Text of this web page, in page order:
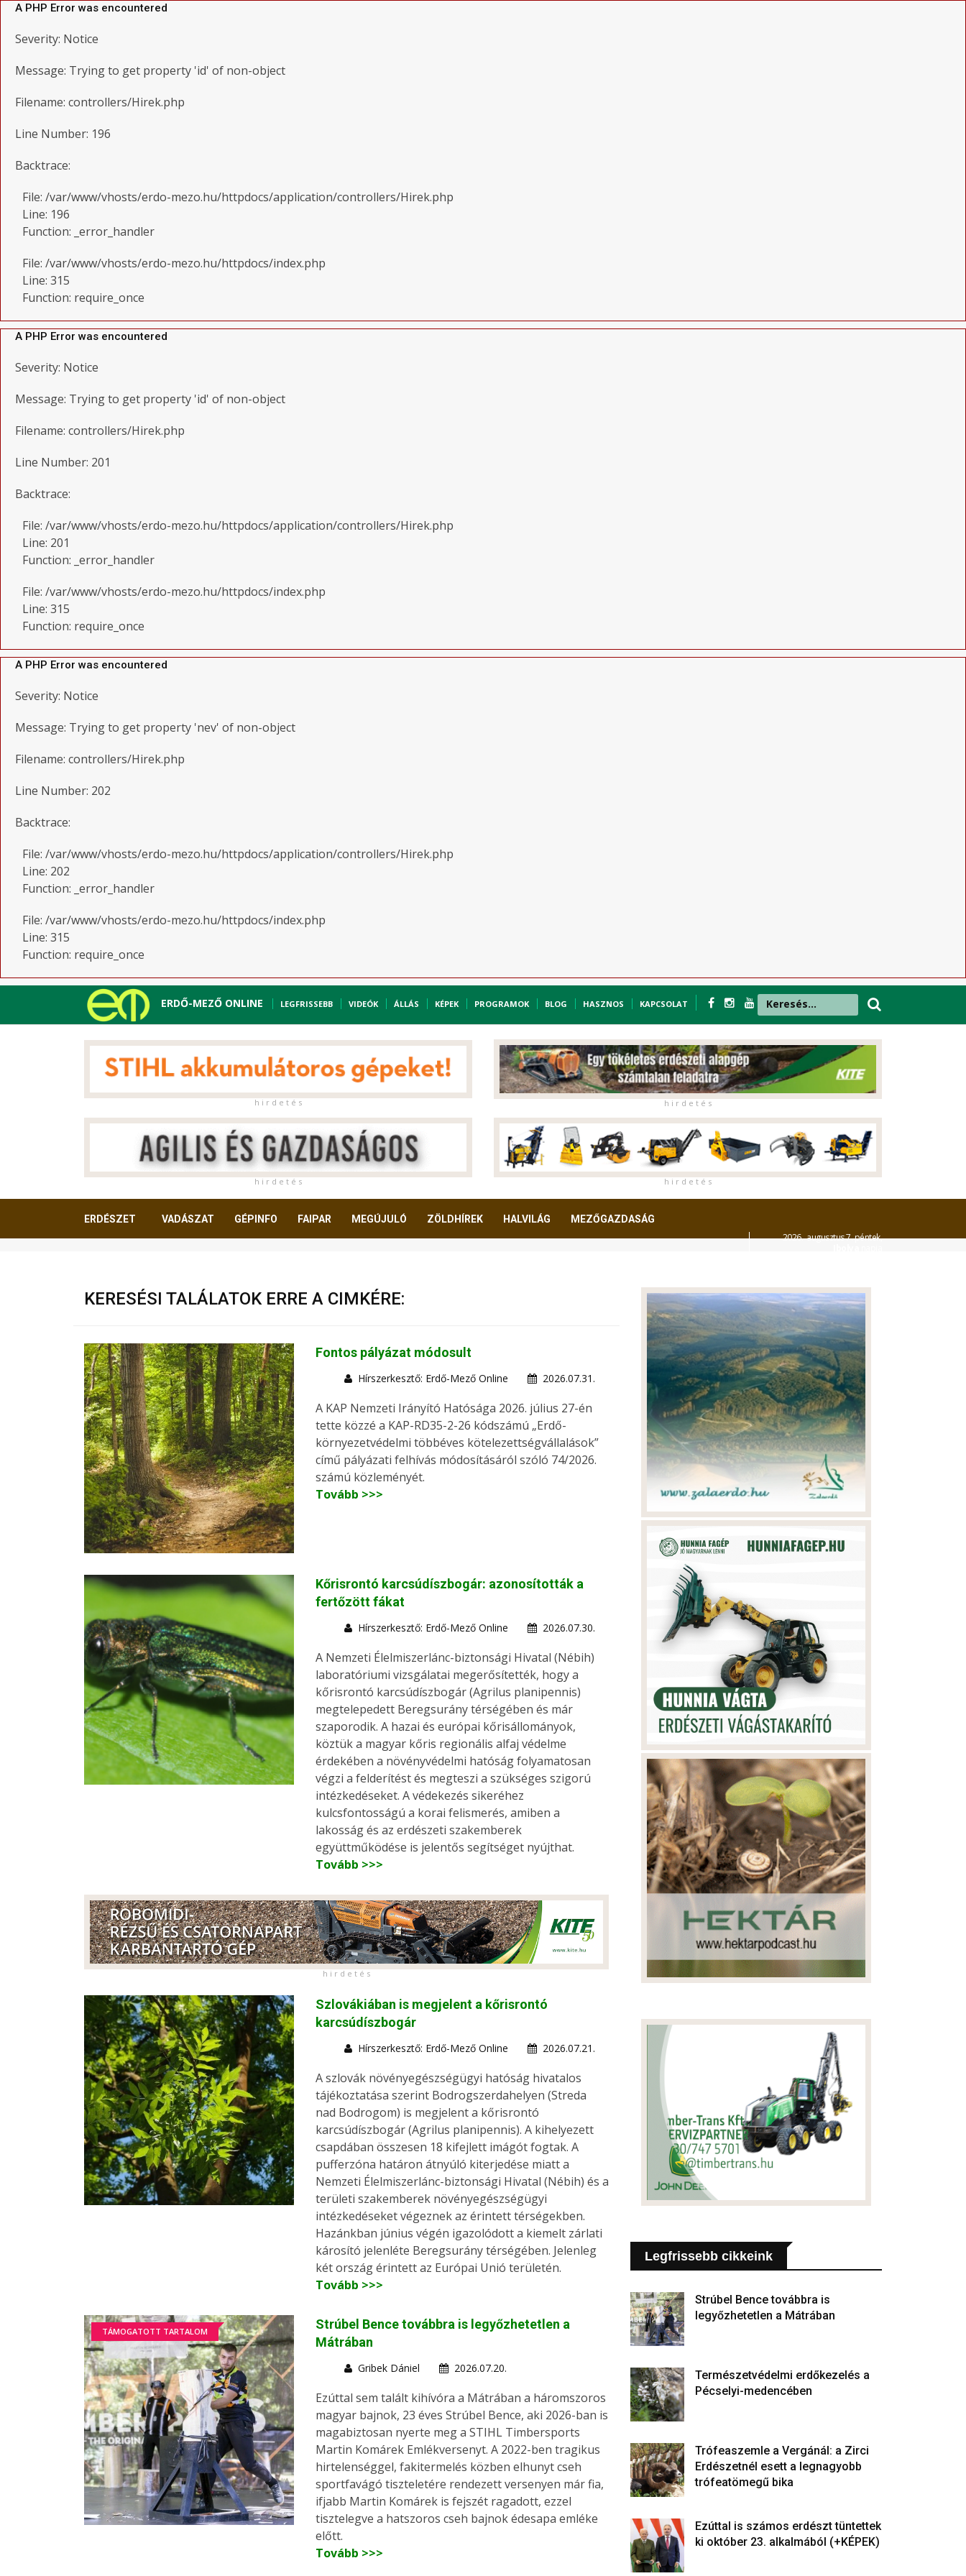
A PHP Error was encountered
Severity: Notice
Message: Trying to get property 'id' of non-object
Filename: controllers/Hirek.php
Line Number: 196
Backtrace:
File: /var/www/vhosts/erdo-mezo.hu/httpdocs/application/controllers/Hirek.php
Line: 196
Function: _error_handler
File: /var/www/vhosts/erdo-mezo.hu/httpdocs/index.php
Line: 315
Function: require_once
A PHP Error was encountered
Severity: Notice
Message: Trying to get property 'id' of non-object
Filename: controllers/Hirek.php
Line Number: 201
Backtrace:
File: /var/www/vhosts/erdo-mezo.hu/httpdocs/application/controllers/Hirek.php
Line: 201
Function: _error_handler
File: /var/www/vhosts/erdo-mezo.hu/httpdocs/index.php
Line: 315
Function: require_once
A PHP Error was encountered
Severity: Notice
Message: Trying to get property 'nev' of non-object
Filename: controllers/Hirek.php
Line Number: 202
Backtrace:
File: /var/www/vhosts/erdo-mezo.hu/httpdocs/application/controllers/Hirek.php
Line: 202
Function: _error_handler
File: /var/www/vhosts/erdo-mezo.hu/httpdocs/index.php
Line: 315
Function: require_once
ERDŐ-MEZŐ ONLINE LEGFRISSEBB VIDEÓK ÁLLÁS KÉPEK PROGRAMOK BLOG HASZNOS KAPCSOLAT
h i r d e t é s h i r d e t é s
h i r d e t é s h i r d e t é s
ERDÉSZET VADÁSZAT GÉPINFO FAIPAR MEGÚJULÓ ZÖLDHÍREK HALVILÁG MEZŐGAZDASÁG
2026. augusztus 7. péntek,
KERESÉSI TALÁLATOK ERRE A CIMKÉRE:
Fontos pályázat módosult
Hírszerkesztő: Erdő-Mező Online 2026.07.31.
A KAP Nemzeti Irányító Hatósága 2026. július 27-én
tette közzé a KAP-RD35-2-26 kódszámú „Erdő-
környezetvédelmi többéves kötelezettségvállalások”
című pályázati felhívás módosításáról szóló 74/2026.
számú közleményét.
Tovább >>>
Kőrisrontó karcsúdíszbogár: azonosították a
fertőzött fákat
Hírszerkesztő: Erdő-Mező Online 2026.07.30.
A Nemzeti Élelmiszerlánc-biztonsági Hivatal (Nébih)
laboratóriumi vizsgálatai megerősítették, hogy a
kőrisrontó karcsúdíszbogár (Agrilus planipennis)
megtelepedett Beregsurány térségében és már
szaporodik. A hazai és európai kőrisállományok,
köztük a magyar kőris regionális alfaj védelme
érdekében a növényvédelmi hatóság folyamatosan
végzi a felderítést és megteszi a szükséges szigorú
intézkedéseket. A védekezés sikeréhez
kulcsfontosságú a korai felismerés, amiben a
lakosság és az erdészeti szakemberek
együttműködése is jelentős segítséget nyújthat.
Tovább >>>
h i r d e t é s
Szlovákiában is megjelent a kőrisrontó
karcsúdíszbogár
Hírszerkesztő: Erdő-Mező Online 2026.07.21.
A szlovák növényegészségügyi hatóság hivatalos
tájékoztatása szerint Bodrogszerdahelyen (Streda
nad Bodrogom) is megjelent a kőrisrontó
karcsúdíszbogár (Agrilus planipennis). A kihelyezett
csapdában összesen 18 kifejlett imágót fogtak. A
pufferzóna határon átnyúló kiterjedése miatt a
Nemzeti Élelmiszerlánc-biztonsági Hivatal (Nébih) és a
területi szakemberek növényegészségügyi
intézkedéseket végeznek az érintett térségekben.
Hazánkban június végén igazolódott a kiemelt zárlati
károsító jelenléte Beregsurány térségében. Jelenleg
két ország érintett az Európai Unió területén.
Tovább >>>
TÁMOGATOTT TARTALOM
Strúbel Bence továbbra is legyőzhetetlen a
Mátrában
Gribek Dániel 2026.07.20.
Ezúttal sem talált kihívóra a Mátrában a háromszoros
magyar bajnok, 23 éves Strúbel Bence, aki 2026-ban is
magabiztosan nyerte meg a STIHL Timbersports
Martin Komárek Emlékversenyt. A 2022-ben tragikus
hirtelenséggel, fakitermelés közben elhunyt cseh
sportfavágó tiszteletére rendezett versenyen már fia,
ifjabb Martin Komárek is fejszét ragadott, ezzel
tisztelegve a hatszoros cseh bajnok édesapa emléke
előtt.
Tovább >>>
Legfrissebb cikkeink
Strúbel Bence továbbra is
legyőzhetetlen a Mátrában
Természetvédelmi erdőkezelés a
Pécselyi-medencében
Trófeaszemle a Vergánál: a Zirci
Erdészetnél esett a legnagyobb
trófeatömegű bika
Ezúttal is számos erdészt tüntettek
ki október 23. alkalmából (+KÉPEK)